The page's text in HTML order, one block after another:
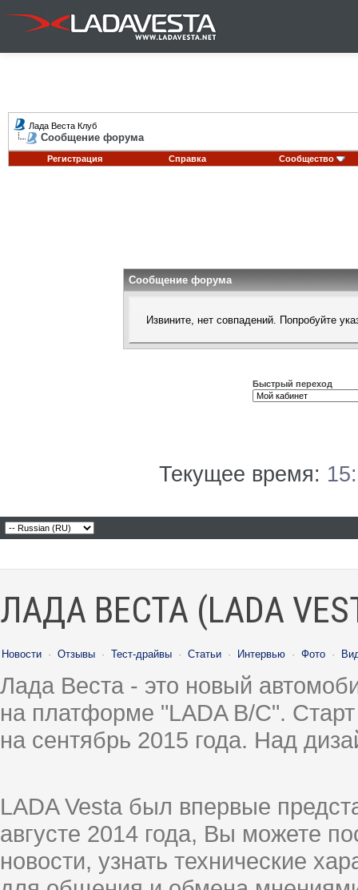
Лада Веста Клуб
Сообщение форума
Регистрация Справка Сообщество
Сообщение форума
Извините, нет совпадений. Попробуйте
Быстрый переход
Текущее время:
ЛАДА ВЕСТА (LADA
Новости · Отзывы · Тест-драйвы · Статьи · Интервью · Фото ·
Лада Веста - это новый
на платформе "LADA B/C".
на сентябрь 2015 года. Над
LADA Vesta был впервые
августе 2014 года, Вы можете
новости, узнать технические